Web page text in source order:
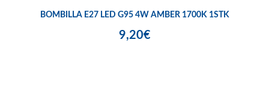
BOMBILLA E27 LED G95 4W AMBER 1700K 1STK
9,20€